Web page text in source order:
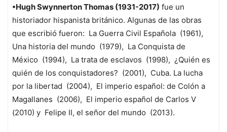
•Hugh Swynnerton Thomas (1931-2017) fue un
historiador hispanista británico. Algunas de las obras
que escribió fueron: La Guerra Civil Española (1961),
Una historia del mundo (1979), La Conquista de
México (1994), La trata de esclavos (1998), ¿Quién es
quién de los conquistadores? (2001), Cuba. La lucha
por la libertad (2004), El imperio español: de Colón a
Magallanes (2006), El imperio español de Carlos V
(2010) y Felipe II, el señor del mundo (2013).